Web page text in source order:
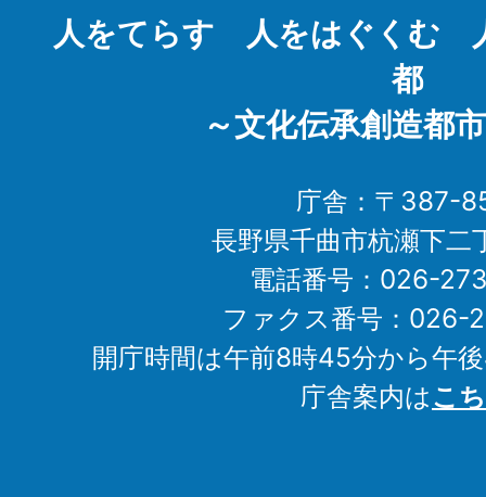
人をてらす 人をはぐくむ
都
～文化伝承創造都
庁舎：〒387-
長野県千曲市杭瀬下二
電話番号：026-
ファクス番号：026-
開庁時間は午前8時45分から午
庁舎案内はこ